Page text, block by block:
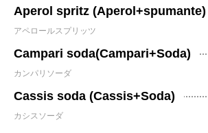
Aperol spritz (Aperol+spumante)
アペロールスプリッツ
Campari soda(Campari+Soda)
カンパリソーダ
Cassis soda (Cassis+Soda)
カシスソーダ